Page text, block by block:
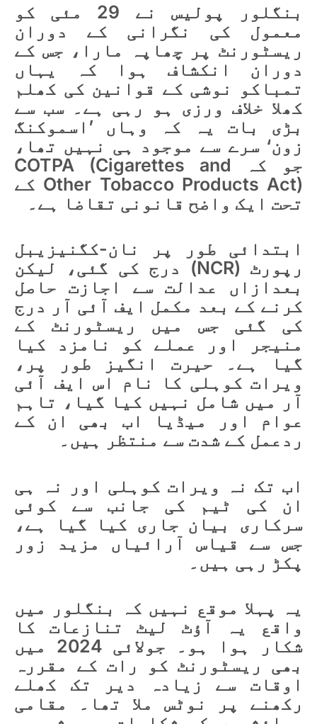
بنگلور پولیس نے 29 مئی کو
معمول کی نگرانی کے دوران
ریسٹورنٹ پر چھاپہ مارا، جس کے
دوران انکشاف ہوا کہ یہاں
تمباکو نوشی کے قوانین کی کھلم
کھلا خلاف ورزی ہو رہی ہے۔ سب سے
بڑی بات یہ کہ وہاں ’اسموکنگ
زون‘ سرے سے موجود ہی نہیں تھا،
جو کہ COTPA (Cigarettes and
Other Tobacco Products Act) کے
تحت ایک واضح قانونی تقاضا ہے۔
ابتدائی طور پر نان-کگنیزیبل
رپورٹ (NCR) درج کی گئی، لیکن
بعدازاں عدالت سے اجازت حاصل
کرنے کے بعد مکمل ایف آئی آر درج
کی گئی جس میں ریسٹورنٹ کے
منیجر اور عملے کو نامزد کیا
گیا ہے۔ حیرت انگیز طور پر،
ویرات کوہلی کا نام اس ایف آئی
آر میں شامل نہیں کیا گیا، تاہم
عوام اور میڈیا اب بھی ان کے
ردعمل کے شدت سے منتظر ہیں۔
اب تک نہ ویرات کوہلی اور نہ ہی
ان کی ٹیم کی جانب سے کوئی
سرکاری بیان جاری کیا گیا ہے،
جس سے قیاس آرائیاں مزید زور
پکڑ رہی ہیں۔
یہ پہلا موقع نہیں کہ بنگلور میں
واقع یہ آؤٹ لیٹ تنازعات کا
شکار ہوا ہو۔ جولائی 2024 میں
بھی ریسٹورنٹ کو رات کے مقررہ
اوقات سے زیادہ دیر تک کھلے
رکھنے پر نوٹس ملا تھا۔ مقامی